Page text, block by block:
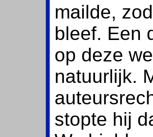
mailde,
bleef. Een
op deze
natuurlijk.
stopte hij